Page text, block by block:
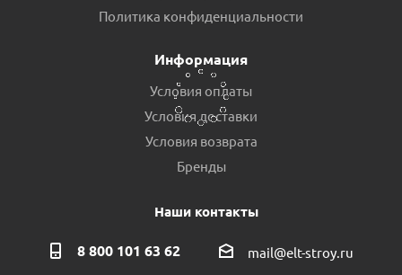
Есть в наличии (11)
Политика конфиденциальности
Информация
Условия оплаты
Условия доставки
Условия возврата
Бренды
Наши контакты
8 800 101 63 62 mail@elt-stroy.ru